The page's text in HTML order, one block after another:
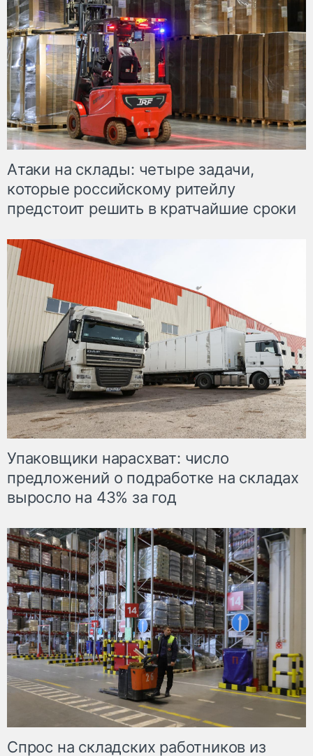
Атаки на склады: четыре задачи,
которые российскому ритейлу
предстоит решить в кратчайшие сроки
Упаковщики нарасхват: число
предложений о подработке на складах
выросло на 43% за год
Спрос на складских работников из